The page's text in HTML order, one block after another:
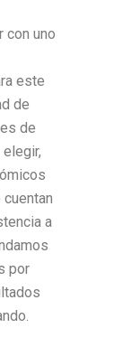
con uno
este
de
de
a
por